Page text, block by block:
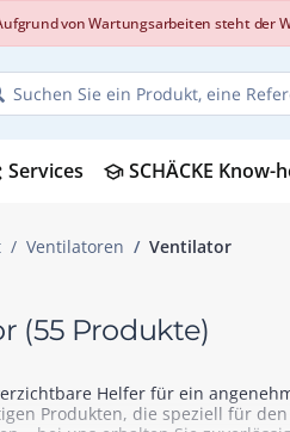
Aufgrund von Wartungsarbeiten steht
Services schoolSCHÄCKE Know-
Ventilatoren Ventilator
(55 Produkte)
Helfer für ein
Produkten, die speziell für